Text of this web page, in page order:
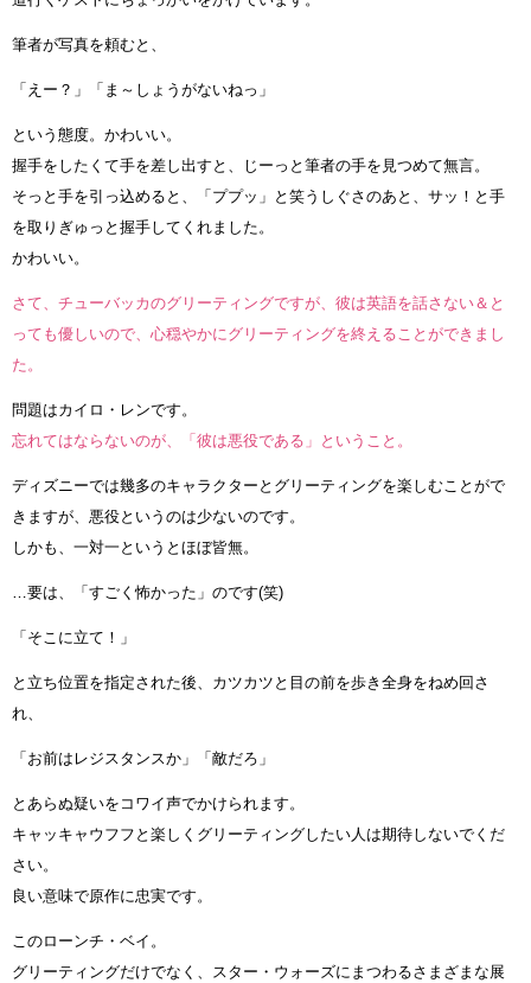
筆者が写真を頼むと、
「えー？」「ま～しょうがないねっ」
という態度。かわいい。
握手をしたくて手を差し出すと、じーっと筆者の手を見つめて無言。
そっと手を引っ込めると、「ププッ」と笑うしぐさのあと、サッ！と手
を取りぎゅっと握手してくれました。
かわいい。
さて、チューバッカのグリーティングですが、彼は英語を話さない＆と
っても優しいので、心穏やかにグリーティングを終えることができまし
た。
問題はカイロ・レンです。
忘れてはならないのが、「彼は悪役である」ということ。
ディズニーでは幾多のキャラクターとグリーティングを楽しむことがで
きますが、悪役というのは少ないのです。
しかも、一対一というとほぼ皆無。
…要は、「すごく怖かった」のです(笑)
「そこに立て！」
と立ち位置を指定された後、カツカツと目の前を歩き全身をねめ回さ
れ、
「お前はレジスタンスか」「敵だろ」
とあらぬ疑いをコワイ声でかけられます。
キャッキャウフフと楽しくグリーティングしたい人は期待しないでくだ
さい。
良い意味で原作に忠実です。
このローンチ・ベイ。
グリーティングだけでなく、スター・ウォーズにまつわるさまざまな展